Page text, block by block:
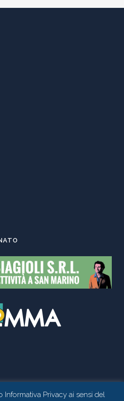
Informativa Privacy ai sensi del